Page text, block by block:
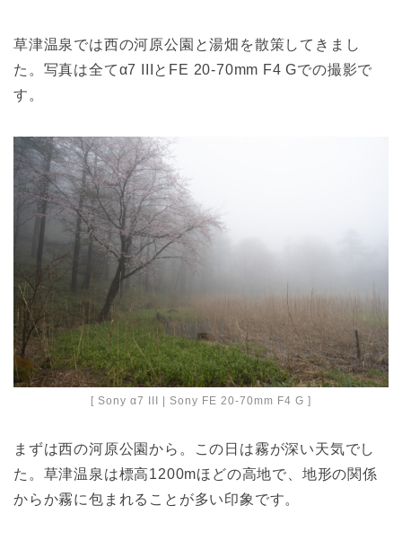
草津温泉では西の河原公園と湯畑を散策してきまし
た。写真は全てα7 IIIとFE 20-70mm F4 Gでの撮影で
す。
[ Sony α7 III | Sony FE 20-70mm F4 G ]
まずは西の河原公園から。この日は霧が深い天気でし
た。草津温泉は標高1200mほどの高地で、地形の関係
からか霧に包まれることが多い印象です。